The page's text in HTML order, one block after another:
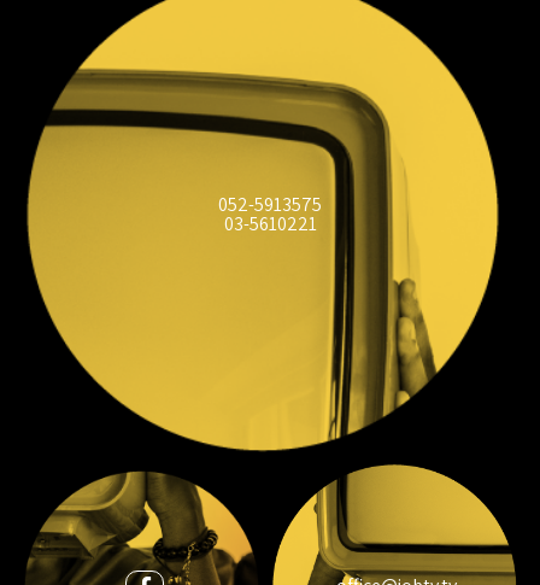
052-5913575
03-5610221